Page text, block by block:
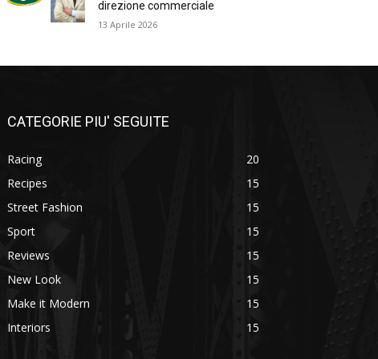
direzione commerciale
13 Aprile 2026
CATEGORIE PIU' SEGUITE
Racing
20
Recipes
15
Street Fashion
15
Sport
15
Reviews
15
New Look
15
Make it Modern
15
Interiors
15